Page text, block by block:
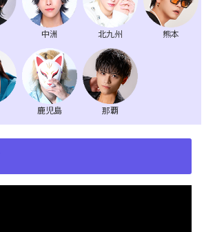
中洲 北九州 熊本
鹿児島 那覇